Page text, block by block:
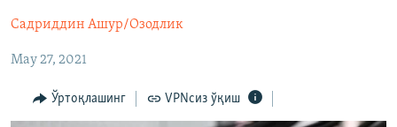
ИЖТИМОИЙ ТАРМОҚЛАР
Садриддин Ашур/Озодлик
May 27, 2021
Ўртоқлашинг VPNсиз ўқиш